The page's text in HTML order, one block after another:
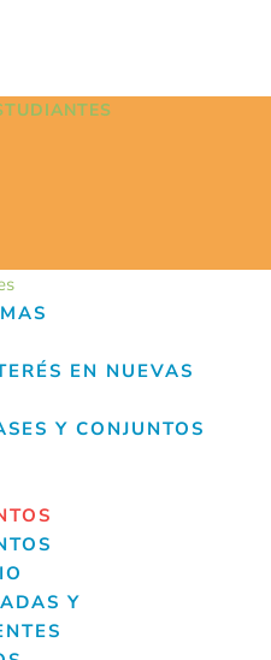
EN NUEVAS
Y CONJUNTOS
Y